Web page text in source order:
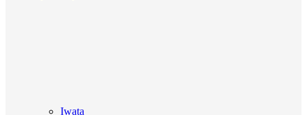
Iwata